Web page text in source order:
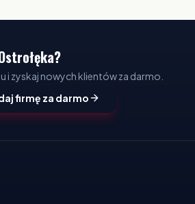
i zyskaj nowych klientów za darmo.
firmę za darmo